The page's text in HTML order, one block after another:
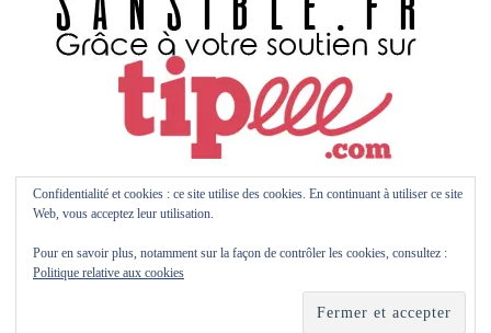
© 2026 Sansible.fr by Maïm Garnier | with Kava | Multipurpose WP Theme with
Elementor Page Builder
Pinterest
Artstation
Confidentialité et cookies : ce site utilise des cookies. En continuant à utiliser ce site
Web, vous acceptez leur utilisation.
Pour en savoir plus, notamment sur la façon de contrôler les cookies, consultez :
Politique relative aux cookies